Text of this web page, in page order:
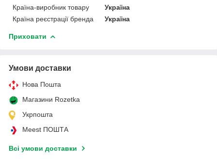
Країна-виробник товару
Україна
Країна реєстрації бренда
Україна
Приховати
Умови доставки
Нова Пошта
Магазини Rozetka
Укрпошта
Meest ПОШТА
Всі умови доставки